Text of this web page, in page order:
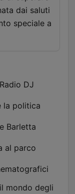
dai saluti
speciale a
DJ
la politica
Barletta
al parco
mondo degli